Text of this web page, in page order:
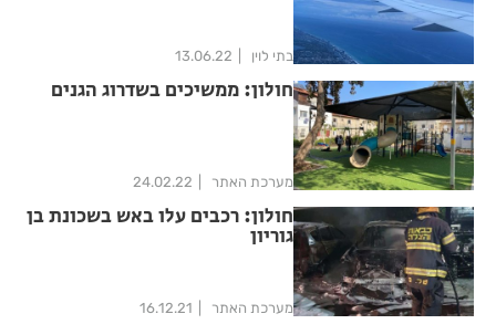
בתי לוין 13.06.22
חולון: ממשיכים בשדרוג הגנים
מערכת האתר 24.02.22
חולון: רכבים עלו באש בשכונת בן
גוריון
מערכת האתר 16.12.21